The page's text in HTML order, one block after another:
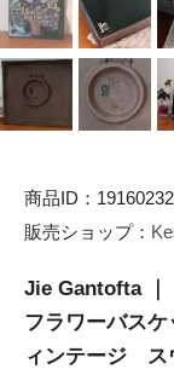
商品ID：
販売ショップ：
Jie Gantofta
フラワーバ
ィンテージ ス